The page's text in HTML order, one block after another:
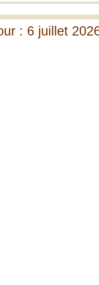
: 6 juillet